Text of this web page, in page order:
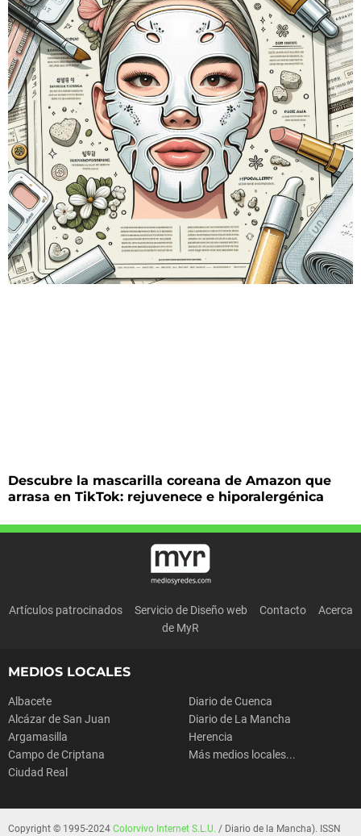
Descubre la mascarilla coreana de Amazon que
arrasa en TikTok: rejuvenece e hiporalergénica
Artículos patrocinados Servicio de Diseño web Contacto
Acerca
de MyR
MEDIOS LOCALES
Albacete
Alcázar de San Juan
Argamasilla
Campo de Criptana
Ciudad Real
Diario de Cuenca
Diario de La Mancha
Herencia
Más medios locales...
Copyright © 1995-2024 Colorvivo Internet S.L.U. / Diario de la Mancha). ISSN